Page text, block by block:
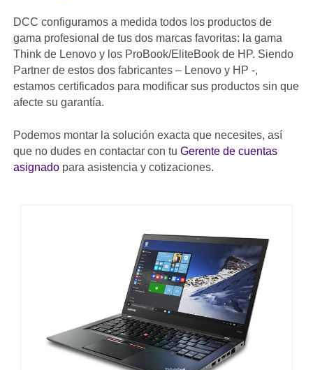
DCC configuramos a medida todos los productos de
gama profesional de tus dos marcas favoritas: la gama
Think de Lenovo y los ProBook/EliteBook de HP. Siendo
Partner de estos dos fabricantes – Lenovo y HP -,
estamos certificados para modificar sus productos sin que
afecte su garantía.
Podemos montar la solución exacta que necesites, así
que no dudes en contactar con tuGerente de cuentas
asignado para asistencia y cotizaciones.